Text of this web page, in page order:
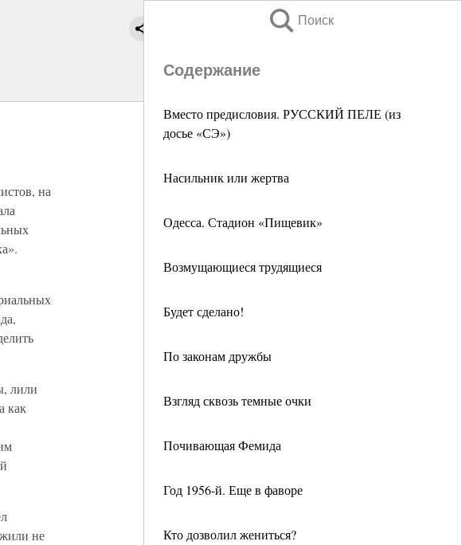
Поиск
Содержание
Вместо предисловия. РУССКИЙ ПЕЛЕ (из
досье «СЭ»)
Насильник или жертва
Одесса. Стадион «Пищевик»
Возмущающиеся трудящиеся
Будет сделано!
По законам дружбы
Взгляд сквозь темные очки
Почивающая Фемида
Год 1956-й. Еще в фаворе
Кто дозволил жениться?
на
лили
как
не